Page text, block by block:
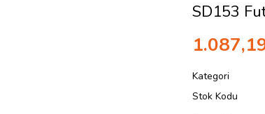
SD153
Kategori
Stok Kodu